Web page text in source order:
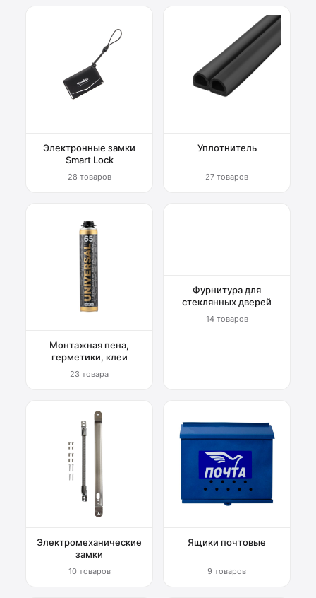
Электронные замки
Smart Lock
28 товаров
Уплотнитель
27 товаров
Монтажная пена,
герметики, клеи
23 товара
Фурнитура для
стеклянных дверей
14 товаров
Электромеханические
замки
10 товаров
Ящики почтовые
9 товаров